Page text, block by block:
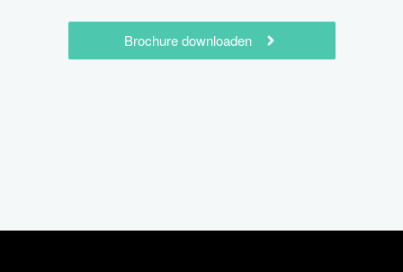
Brochure downloaden